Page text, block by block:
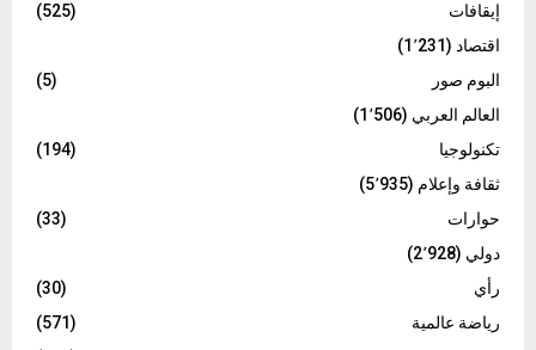
إيقافات
(525)
اقتصاد (1٬231)
البوم صور
(5)
العالم العربي (1٬506)
تكنولوجيا
(194)
ثقافة وإعلام (5٬935)
حوارات
(33)
دولي (2٬928)
رأي
(30)
رياضة عالمية
(571)